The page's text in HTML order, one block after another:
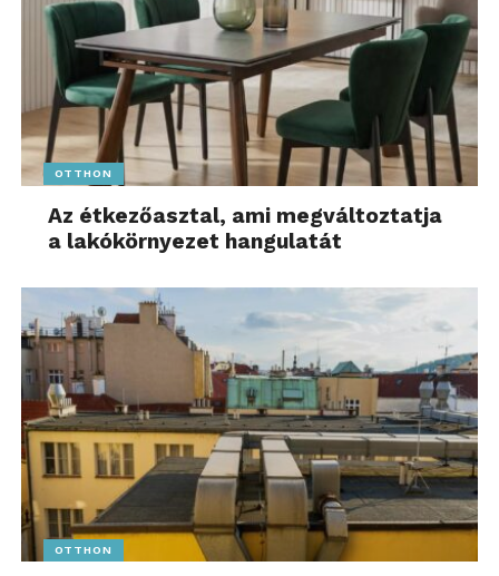
garantál.
Az üzemidő akár 8 óra is lehet (ha az ANC ki van
kapcsolva), míg a töltőtök használatával akár 45 óra is
elérhető és 10 perc töltés akár 2,5 óra további
használatot tesz lehetővé.
Árak és elérhetőség
A készülékek az Euronics, az iPON, a MediaMarkt, a
december folyamán elérhetők lesznek.
Gyerekszemmel a világ – További friss híreket talál
a meseutca.hu
főoldalán! Kövesse a technológiai
híreket és csatlakozzon hozzánk aFacebookonis!
OTTHON
Az étkezőasztal, ami megváltoztatja
a lakókörnyezet hangulatát
OTTHON